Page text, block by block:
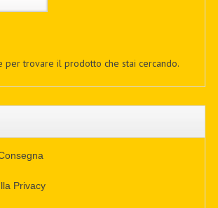
per trovare il prodotto che stai cercando.
Privacy